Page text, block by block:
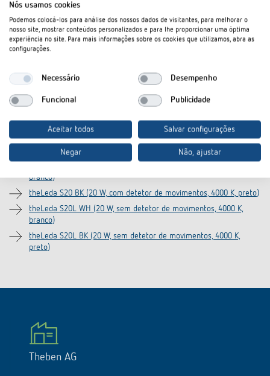
theLeda S10 WH (10 W, com detetor de movimentos, 4000 K,
branco)
theLeda S10 BK (10 W, com detetor de movimentos, 4000 K, preto)
theLeda S10L BK (10 W, sem detetor de movimentos, 4000 K,
preto)
branco)
theLeda S20 W BK (20 W, com detetor de movimentos, 3000 K,
branco)
theLeda S20 BK (20 W, com detetor de movimentos, 4000 K, preto)
theLeda S20L WH (20 W, sem detetor de movimentos, 4000 K,
branco)
theLeda S20L BK (20 W, sem detetor de movimentos, 4000 K,
preto)
Theben AG
Nós usamos cookies
Podemos colocá-los para análise dos nossos dados de visitantes, para melhorar o
nosso site, mostrar conteúdos personalizados e para lhe proporcionar uma óptima
experiência no site. Para mais informações sobre os cookies que utilizamos, abra as
configurações.
Necessário Desempenho
Funcional Publicidade
Aceitar todos Salvar configurações
Negar Não, ajustar